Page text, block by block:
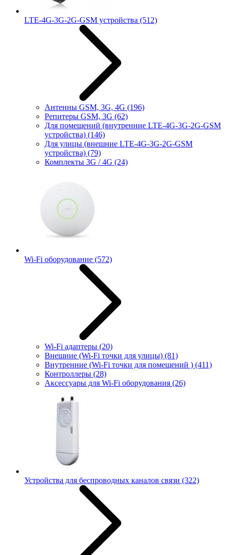
LTE-4G-3G-2G-GSM устройства (512)
Антенны GSM, 3G, 4G (196)
Репитеры GSM, 3G (62)
Для помещений (внутренние LTE-4G-3G-2G-GSM
устройства) (146)
Для улицы (внешние LTE-4G-3G-2G-GSM
устройства) (79)
Комплекты 3G / 4G (24)
Wi-Fi оборудование (572)
Wi-Fi адаптеры (20)
Внешние (Wi-Fi точки для улицы) (81)
Внутренние (Wi-Fi точки для помещений ) (411)
Контроллеры (28)
Аксессуары для Wi-Fi оборудования (26)
Устройства для беспроводных каналов связи (322)